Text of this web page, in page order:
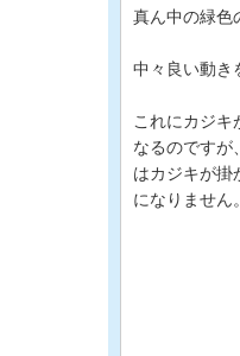
真ん中の緑色
中々良い動き
これにカジキ
なるのですが
はカジキが掛
になりません。